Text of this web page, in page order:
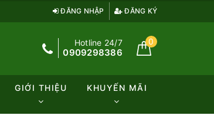
ĐĂNG NHẬP ĐĂNG KÝ
Hotline 24/7
0909298386
0
GIỚI THIỆU KHUYẾN MÃI